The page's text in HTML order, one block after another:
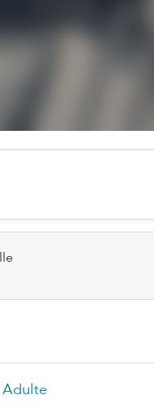
Adulte